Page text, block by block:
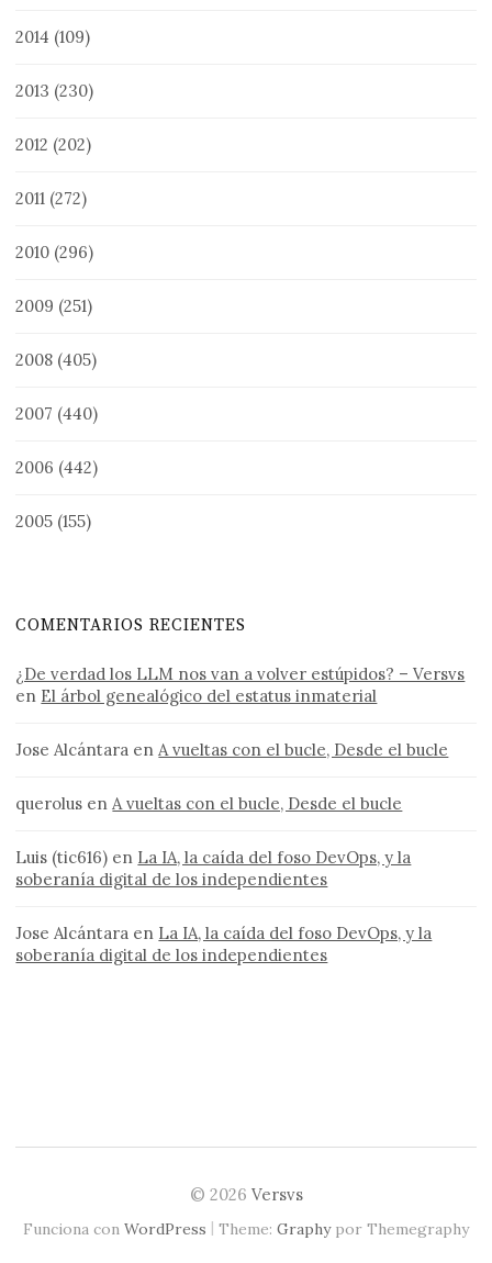
2014 (109)
2013 (230)
2012 (202)
2011 (272)
2010 (296)
2009 (251)
2008 (405)
2007 (440)
2006 (442)
2005 (155)
COMENTARIOS RECIENTES
¿De verdad los LLM nos van a volver estúpidos? – Versvs
en El árbol genealógico del estatus inmaterial
Jose Alcántara enA vueltas con el bucle, Desde el bucle
querolus enA vueltas con el bucle, Desde el bucle
Luis (tic616) en La IA, la caída del foso DevOps, y la
soberanía digital de los independientes
Jose Alcántara en La IA, la caída del foso DevOps, y la
soberanía digital de los independientes
© 2026 Versvs
Funciona con WordPress | Theme: Graphypor Themegraphy